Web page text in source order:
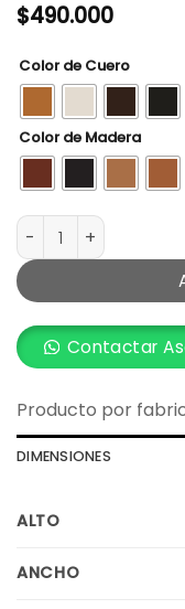
$490.000
Color de Cuero
Color de Madera
Sitial Trento Junco
Contactar
Producto por
DIMENSIONES
ALTO
ANCHO